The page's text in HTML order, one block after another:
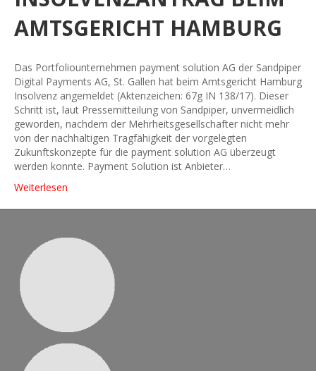
AMTSGERICHT HAMBURG
Das Portfoliounternehmen payment solution AG der Sandpiper
Digital Payments AG, St. Gallen hat beim Amtsgericht Hamburg
Insolvenz angemeldet (Aktenzeichen: 67g IN 138/17). Dieser
Schritt ist, laut Pressemitteilung von Sandpiper, unvermeidlich
geworden, nachdem der Mehrheitsgesellschafter nicht mehr
von der nachhaltigen Tragfähigkeit der vorgelegten
Zukunftskonzepte für die payment solution AG überzeugt
werden konnte. Payment Solution ist Anbieter…
Weiterlesen